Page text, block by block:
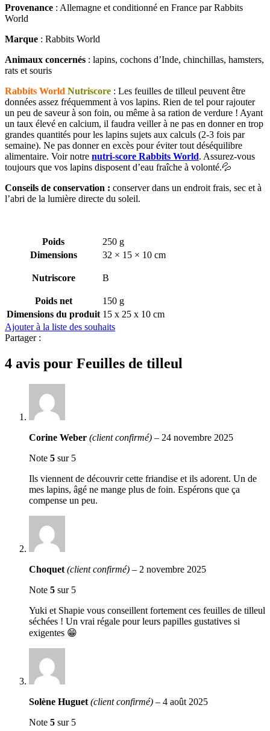
Provenance : Allemagne et conditionné en France par Rabbits
World
Marque : Rabbits World
Animaux concernés : lapins, cochons d’Inde, chinchillas, hamsters,
rats et souris
Rabbits World Nutriscore : Les feuilles de tilleul peuvent être
données assez fréquemment à vos lapins. Rien de tel pour rajouter
un peu de saveur à son foin, ou même à sa ration de verdure ! Ayant
un taux élevé en calcium, il faudra veiller à ne pas en donner en trop
grandes quantités pour les lapins sujets aux calculs (2-3 fois par
semaine). Ne pas donner en excès pour éviter tout déséquilibre
alimentaire. Voir notre nutri-score Rabbits World. Assurez-vous
toujours que vos lapins disposent d’eau fraîche à volonté.💦
Conseils de conservation : conserver dans un endroit frais, sec et à
l’abri de la lumière directe du soleil.
Poids
250 g
Dimensions
32 × 15 × 10 cm
Nutriscore B
Poids net
150 g
Dimensions du produit 15 x 25 x 10 cm
Ajouter à la liste des souhaits
Partager :
4 avis pour Feuilles de tilleul
Corine Weber (client confirmé) – 24 novembre 2025
Note 5 sur 5
Ils viennent de découvrir cette friandise et ils adorent. Un de
mes lapins, âgé ne mange plus de foin. Espérons que ça
compense un peu.
Choquet (client confirmé) – 2 novembre 2025
Note 5 sur 5
Yuki et Shapie vous conseillent fortement ces feuilles de tilleul
séchées ! Un vrai régale pour leurs papilles gustatives si
exigentes 😁
Solène Huguet (client confirmé) – 4 août 2025
Note 5 sur 5